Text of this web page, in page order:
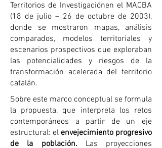
Territorios de Investigaciónen el MACBA
(18 de julio – 26 de octubre de 2003),
donde se mostraron mapas, análisis
comparados, modelos territoriales y
escenarios prospectivos que exploraban
las potencialidades y riesgos de la
transformación acelerada del territorio
catalán.
Sobre este marco conceptual se formula
la propuesta, que interpreta los retos
contemporáneos a partir de un eje
estructural: el envejecimiento progresivo
de la población. Las proyecciones